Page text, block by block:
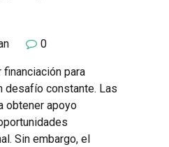
0
financiación para
desafío constante. Las
obtener apoyo
Sin embargo, el